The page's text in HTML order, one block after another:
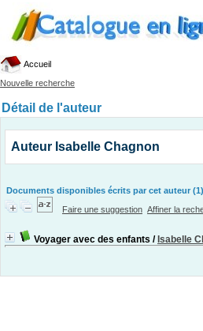
Accueil
Nouvelle recherche
Détail de l'auteur
Auteur Isabelle Chagnon
Documents disponibles écrits par cet auteur (1)
Faire une suggestion Affiner la
Voyager avec des enfants / Isabelle